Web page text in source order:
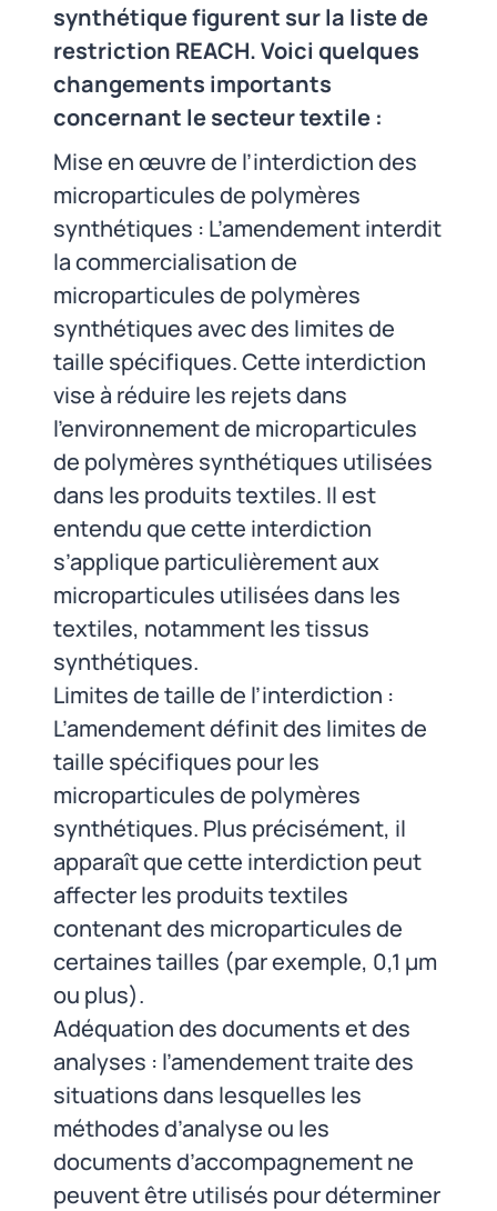
synthétique figurent sur la liste de
restriction REACH. Voici quelques
changements importants
concernant le secteur textile :
Mise en œuvre de l’interdiction des
microparticules de polymères
synthétiques : L’amendement interdit
la commercialisation de
microparticules de polymères
synthétiques avec des limites de
taille spécifiques. Cette interdiction
vise à réduire les rejets dans
l’environnement de microparticules
de polymères synthétiques utilisées
dans les produits textiles. Il est
entendu que cette interdiction
s’applique particulièrement aux
microparticules utilisées dans les
textiles, notamment les tissus
synthétiques.
Limites de taille de l’interdiction :
L’amendement définit des limites de
taille spécifiques pour les
microparticules de polymères
synthétiques. Plus précisément, il
apparaît que cette interdiction peut
affecter les produits textiles
contenant des microparticules de
certaines tailles (par exemple, 0,1 μm
ou plus).
Adéquation des documents et des
analyses : l’amendement traite des
situations dans lesquelles les
méthodes d’analyse ou les
documents d’accompagnement ne
peuvent être utilisés pour déterminer